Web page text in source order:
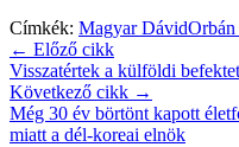
Címkék: Magyar Dávid
← Előző cikk
Visszatértek a külföldi
Következő cikk →
Még 30 év börtönt kapott
miatt a dél-koreai elnök